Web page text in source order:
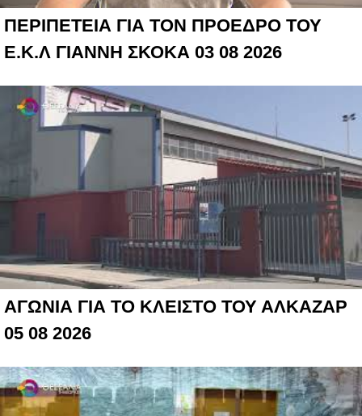
ΠΕΡΙΠΕΤΕΙΑ ΓΙΑ ΤΟΝ ΠΡΟΕΔΡΟ ΤΟΥ
Ε.Κ.Λ ΓΙΑΝΝΗ ΣΚΟΚΑ 03 08 2026
ΑΓΩΝΙΑ ΓΙΑ ΤΟ ΚΛΕΙΣΤΟ ΤΟΥ ΑΛΚΑΖΑΡ
05 08 2026